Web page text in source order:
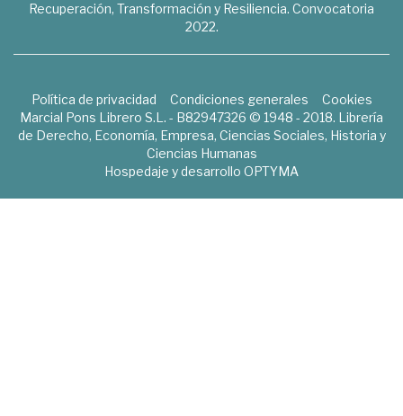
Recuperación, Transformación y Resiliencia. Convocatoria
2022.
Política de privacidad Condiciones generales
Cookies
Marcial Pons Librero S.L. - B82947326 © 1948 - 2018. Librería
de Derecho, Economía, Empresa, Ciencias Sociales, Historia y
Ciencias Humanas
Hospedaje y desarrollo OPTYMA